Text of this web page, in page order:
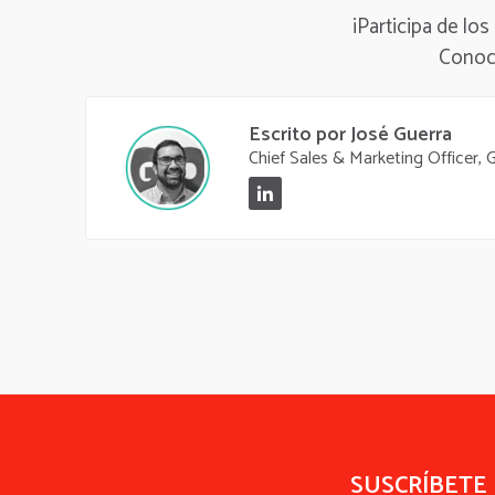
¡Participa de los
Escrito por José Guerra
Chief Sales & Marketing Officer,